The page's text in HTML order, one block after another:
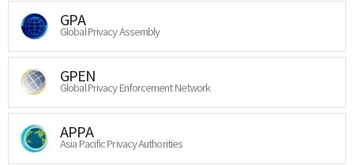
GPA
Global Privacy Assembly
GPEN
Global Privacy Enforcement Network
APPA
Asia Pacific Privacy Authorities